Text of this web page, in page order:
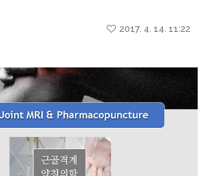
2017. 4. 14. 11:22